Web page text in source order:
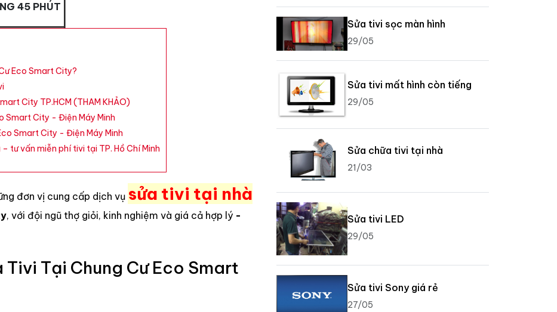
45 PHÚT
Eco Smart City?
City TP.HCM (THAM KHẢO)
Smart City - Điện Máy Minh
Smart City - Điện Máy Minh
tư vấn miễn phí tivi tại TP. Hồ Chí Minh
đơn vị cung cấp dịch vụ sửa tivi tại nhà
, với đội ngũ thợ giỏi, kinh nghiệm và giá cả hợp lý -
Tivi Tại Chung Cư Eco Smart
Sửa tivi sọc màn hình
29/05
Sửa tivi mất hình còn tiếng
29/05
Sửa chữa tivi tại nhà
21/03
Sửa tivi LED
29/05
Sửa tivi Sony giá rẻ
27/05